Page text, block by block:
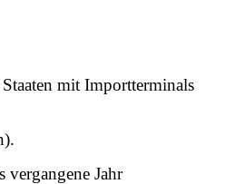
mit Importterminals
vergangene Jahr